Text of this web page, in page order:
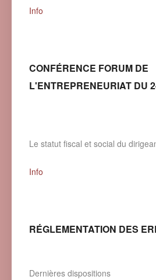
Info
CONFÉRENCE FORUM DE
L'ENTREPRENEURIAT DU
Le statut fiscal et social du
Info
RÉGLEMENTATION DES
Dernières dispositions